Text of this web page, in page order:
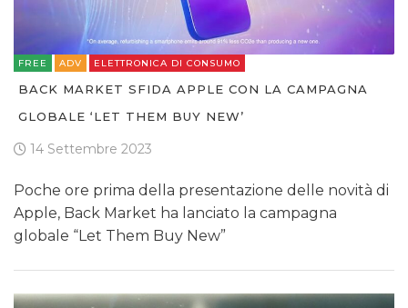
FREE ADV ELETTRONICA DI CONSUMO
BACK MARKET SFIDA APPLE CON LA CAMPAGNA
GLOBALE ‘LET THEM BUY NEW’
14 Settembre 2023
Poche ore prima della presentazione delle novità di
Apple, Back Market ha lanciato la campagna
globale “Let Them Buy New”